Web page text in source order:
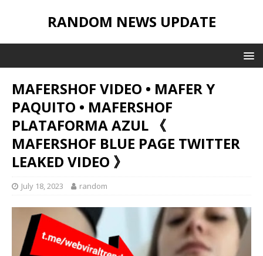
RANDOM NEWS UPDATE
MAFERSHOF VIDEO • MAFER Y
PAQUITO • MAFERSHOF
PLATAFORMA AZUL 《
MAFERSHOF BLUE PAGE TWITTER
LEAKED VIDEO 》
July 18, 2023 random